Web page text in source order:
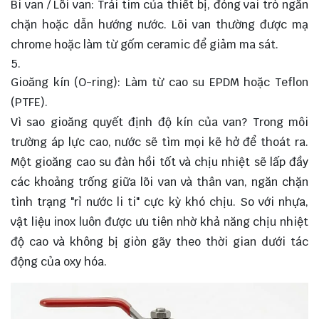
Bi van / Lõi van: Trái tim của thiết bị, đóng vai trò ngăn
chặn hoặc dẫn hướng nước. Lõi van thường được mạ
chrome hoặc làm từ gốm ceramic để giảm ma sát.
Gioăng kín (O-ring): Làm từ cao su EPDM hoặc Teflon
(PTFE).
Vì sao gioăng quyết định độ kín của van? Trong môi
trường áp lực cao, nước sẽ tìm mọi kẽ hở để thoát ra.
Một gioăng cao su đàn hồi tốt và chịu nhiệt sẽ lấp đầy
các khoảng trống giữa lõi van và thân van, ngăn chặn
tình trạng "rỉ nước li ti" cực kỳ khó chịu. So với nhựa,
vật liệu inox luôn được ưu tiên nhờ khả năng chịu nhiệt
độ cao và không bị giòn gãy theo thời gian dưới tác
động của oxy hóa.